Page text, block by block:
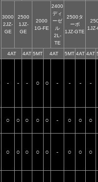
3000
2JZ-
GE
2500
1JZ-
GE
2000
1G-FE
2400
ディ
ーゼ
ル
2L-
TE
2500タ
ーボ
1JZ-GTE
4AT 4AT 5MT 4AT 5MT 4AT 4AT
- - - ○ ○ - - - -
○ ○ ○ ○ ○ - ○ ○ ○
○ ○ ○ ○ ○ - ○ ○ ○